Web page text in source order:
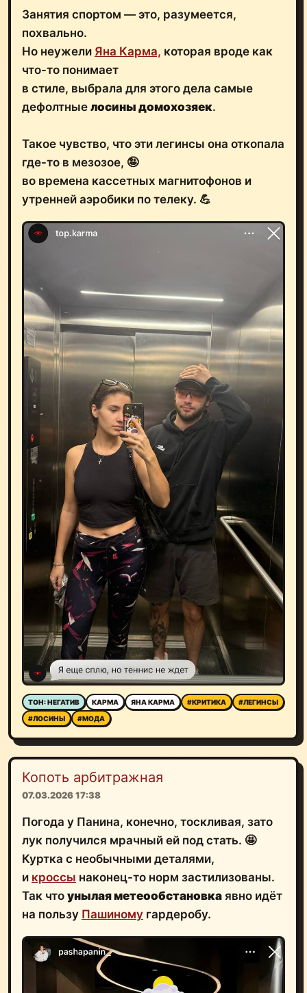
Занятия спортом — это, разумеется,
похвально.
Но неужели Яна Карма, которая вроде как
что-то понимает
в стиле, выбрала для этого дела самые
дефолтные лосины домохозяек.
Такое чувство, что эти легинсы она откопала
где-то в мезозое, 🤪
во времена кассетных магнитофонов и
утренней аэробики по телеку. 💪
ТОН: НЕГАТИВ КАРМА ЯНА КАРМА #КРИТИКА
#ЛЕГИНСЫ
#ЛОСИНЫ
#МОДА
Копоть арбитражная
07.03.2026 17:38
Погода у Панина, конечно, тоскливая, зато
лук получился мрачный ей под стать. 🤩
Куртка с необычными деталями,
и кроссы наконец-то норм застилизованы.
Так что унылая метеообстановка явно идёт
на пользу Пашиному гардеробу.